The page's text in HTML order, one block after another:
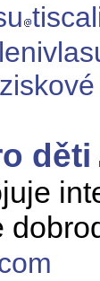
děti